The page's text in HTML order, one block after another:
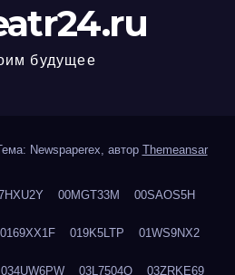
будущее
Newspaperex, автор Themeansar
00MGT33M 00SAOS5H
0169XX1F 019K5LTP 01WS9NX2
034UW6PW 03L7504Q 03ZRKE69